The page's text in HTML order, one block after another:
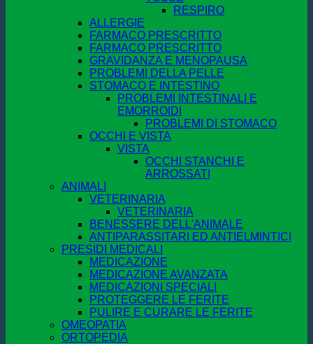
RESPIRO
ALLERGIE
FARMACO PRESCRITTO
FARMACO PRESCRITTO
GRAVIDANZA E MENOPAUSA
PROBLEMI DELLA PELLE
STOMACO E INTESTINO
PROBLEMI INTESTINALI E
EMORROIDI
PROBLEMI DI STOMACO
OCCHI E VISTA
VISTA
OCCHI STANCHI E
ARROSSATI
ANIMALI
VETERINARIA
VETERINARIA
BENESSERE DELL'ANIMALE
ANTIPARASSITARI ED ANTIELMINTICI
PRESIDI MEDICALI
MEDICAZIONE
MEDICAZIONE AVANZATA
MEDICAZIONI SPECIALI
PROTEGGERE LE FERITE
PULIRE E CURARE LE FERITE
OMEOPATIA
ORTOPEDIA